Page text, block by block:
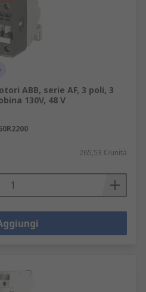
ABB, serie AF, 3 poli, 3
130V, 48 V
265,53 €/unità